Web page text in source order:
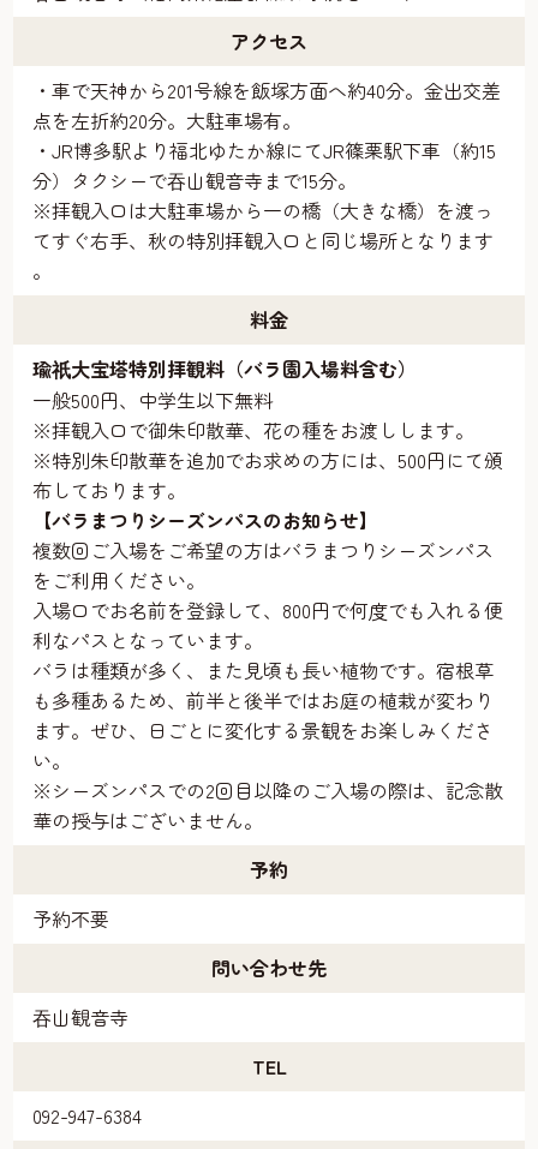
アクセス
・車で天神から201号線を飯塚方面へ約40分。金出交差
点を左折約20分。大駐車場有。
・JR博多駅より福北ゆたか線にてJR篠栗駅下車（約15
分）タクシーで吞山観音寺まで15分。
※拝観入口は大駐車場から一の橋（大きな橋）を渡っ
てすぐ右手、秋の特別拝観入口と同じ場所となります
。
料金
瑜祇大宝塔特別拝観料（バラ園入場料含む）
一般500円、中学生以下無料
※拝観入口で御朱印散華、花の種をお渡しします。
※特別朱印散華を追加でお求めの方には、500円にて頒
布しております。
【バラまつりシーズンパスのお知らせ】
複数回ご入場をご希望の方はバラまつりシーズンパス
をご利用ください。
入場口でお名前を登録して、800円で何度でも入れる便
利なパスとなっています。
バラは種類が多く、また見頃も長い植物です。宿根草
も多種あるため、前半と後半ではお庭の植栽が変わり
ます。ぜひ、日ごとに変化する景観をお楽しみくださ
い。
※シーズンパスでの2回目以降のご入場の際は、記念散
華の授与はございません。
予約
予約不要
問い合わせ先
吞山観音寺
TEL
092-947-6384